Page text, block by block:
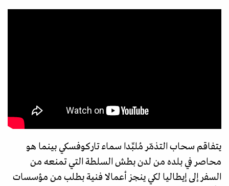
يتفاقم سحاب التذمّر مُلبِّدا سماء تاركوفسكي بينما هو
محاصر في بلده من لدن بطش السلطة التي تمنعه من
السفر إلى إيطاليا لكي ينجز أعمالا فنية بطلب من مؤسسات